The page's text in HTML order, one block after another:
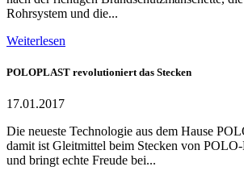
Rohrsystem und die...
Weiterlesen
POLOPLAST revolutioniert das Stecken
17.01.2017
Die neueste Technologie aus dem Hause
damit ist Gleitmittel beim Stecken von
und bringt echte Freude bei...